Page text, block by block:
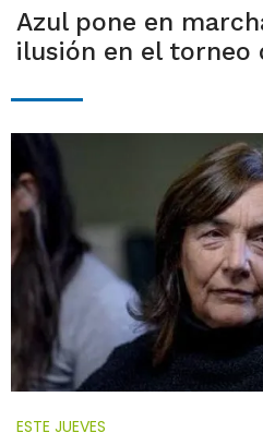
Azul pone en
ilusión en el torneo
ESTE JUEVES